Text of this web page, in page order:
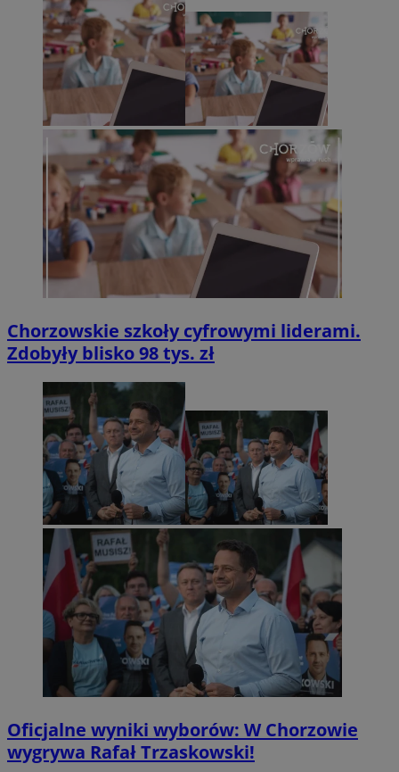
Chorzowskie szkoły cyfrowymi liderami.
Zdobyły blisko 98 tys. zł
Oficjalne wyniki wyborów: W Chorzowie
wygrywa Rafał Trzaskowski!